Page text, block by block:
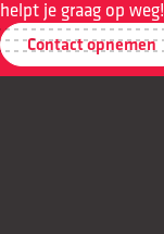
helpt je graag op weg!
Contact opnemen